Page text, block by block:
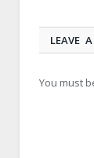
LEAVE
You must